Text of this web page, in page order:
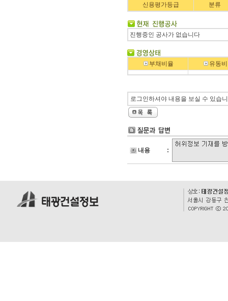
신용평가등급 분류
진행중인 공사가 없습니다
부채비율 유동
로그인하셔야 내용을 보실 수 있습
내용 :